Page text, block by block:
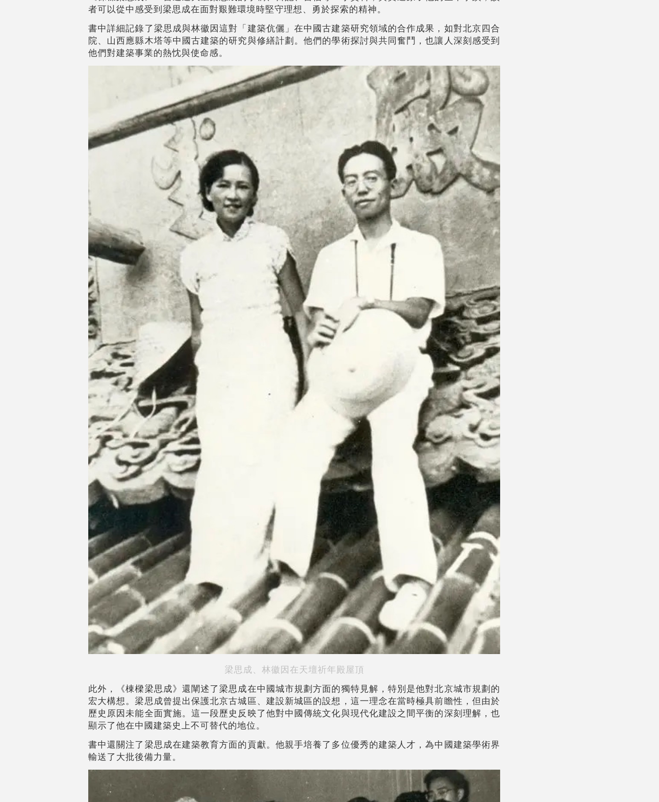
者可以從中感受到梁思成在面對艱難環境時堅守理想、勇於探索的精神。
書中詳細記錄了梁思成與林徽因這對「建築伉儷」在中國古建築研究領域的合作成果，如對北京四合
院、山西應縣木塔等中國古建築的研究與修繕計劃。他們的學術探討與共同奮鬥，也讓人深刻感受到
他們對建築事業的熱忱與使命感。
梁思成、林徽因在天壇祈年殿屋頂
此外，《棟樑梁思成》還闡述了梁思成在中國城市規劃方面的獨特見解，特別是他對北京城市規劃的
宏大構想。梁思成曾提出保護北京古城區、建設新城區的設想，這一理念在當時極具前瞻性，但由於
歷史原因未能全面實施。這一段歷史反映了他對中國傳統文化與現代化建設之間平衡的深刻理解，也
顯示了他在中國建築史上不可替代的地位。
書中還關注了梁思成在建築教育方面的貢獻。他親手培養了多位優秀的建築人才，為中國建築學術界
輸送了大批後備力量。